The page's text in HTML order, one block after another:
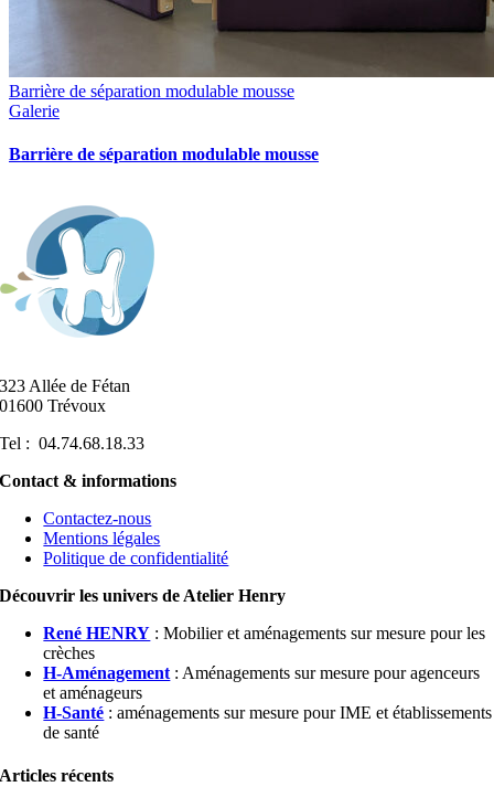
Barrière de séparation modulable mousse
Galerie
Barrière de séparation modulable mousse
323 Allée de Fétan
01600 Trévoux
Tel : 04.74.68.18.33
Contact & informations
Contactez-nous
Mentions légales
Politique de confidentialité
Découvrir les univers de Atelier Henry
René HENRY : Mobilier et aménagements sur mesure pour les
crèches
H-Aménagement : Aménagements sur mesure pour agenceurs
et aménageurs
H-Santé : aménagements sur mesure pour IME et établissements
de santé
Articles récents